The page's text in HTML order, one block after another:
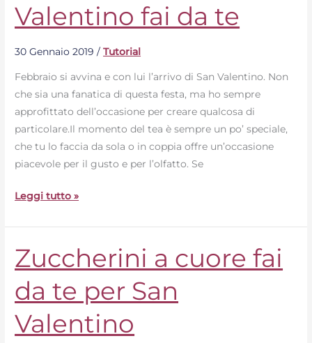
Valentino fai da te
30 Gennaio 2019/Tutorial
Febbraio si avvina e con lui l’arrivo di San Valentino. Non
che sia una fanatica di questa festa, ma ho sempre
approfittato dell’occasione per creare qualcosa di
particolare.Il momento del tea è sempre un po’ speciale,
che tu lo faccia da sola o in coppia offre un’occasione
piacevole per il gusto e per l’olfatto. Se
tea
per
fai
da
te
Leggi tutto »
Zuccherini a cuore fai
da te per San
Valentino
Zuccherini
a
cuore
fai
da
te